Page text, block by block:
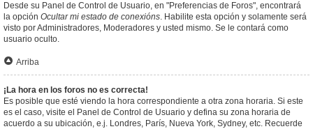
Desde su Panel de Control de Usuario, en "Preferencias de Foros", encontrará
la opción Ocultar mi estado de conexións. Habilite esta opción y solamente será
visto por Administradores, Moderadores y usted mismo. Se le contará como
usuario oculto.
Arriba
¡La hora en los foros no es correcta!
Es posible que esté viendo la hora correspondiente a otra zona horaria. Si este
es el caso, visite el Panel de Control de Usuario y defina su zona horaria de
acuerdo a su ubicación, e.j. Londres, París, Nueva York, Sydney, etc. Recuerde